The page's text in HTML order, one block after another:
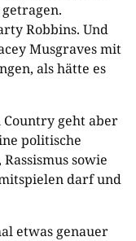
Robbins. Und
Musgraves mit
als hätte es
geht aber
politische
sowie
darf und
etwas genauer